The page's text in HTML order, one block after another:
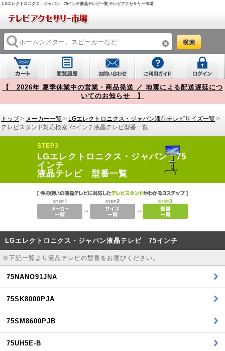
LGエレクトロニクス・ジャパン 75インチ液晶テレビ一覧 テレビアクセサリー市場
【 2026年 夏季休業中の営業・商品発送 ／ 地震による配送遅延につ
いてのお知らせ 】
トップ> メーカー一覧 > LGエレクトロニクス・ジャパン液晶テレビサイズ一覧 >
テレビスタンド対応検索 75インチ液晶テレビ型番一覧
STEP3
LGエレクトロニクス・ジャパン 75
インチ
液晶テレビ 型番一覧
LGエレクトロニクス・ジャパン液晶テレビ 75インチ
※下記一覧より液晶テレビの型番をお選びください。
75NANO91JNA
75SK8000PJA
75SM8600PJB
75UH5E-B